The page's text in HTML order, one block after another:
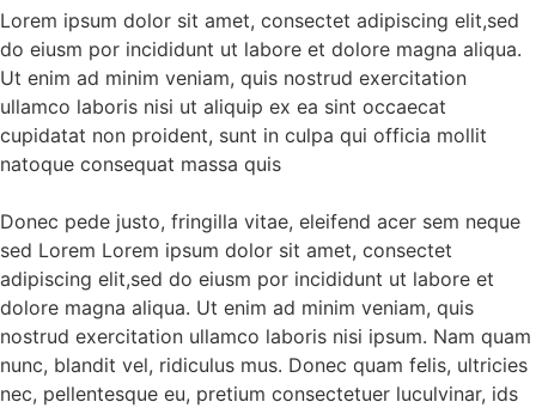
Lorem ipsum dolor sit amet, consectet adipiscing elit,sed
do eiusm por incididunt ut labore et dolore magna aliqua.
Ut enim ad minim veniam, quis nostrud exercitation
ullamco laboris nisi ut aliquip ex ea sint occaecat
cupidatat non proident, sunt in culpa qui officia mollit
natoque consequat massa quis
Donec pede justo, fringilla vitae, eleifend acer sem neque
sed Lorem Lorem ipsum dolor sit amet, consectet
adipiscing elit,sed do eiusm por incididunt ut labore et
dolore magna aliqua. Ut enim ad minim veniam, quis
nostrud exercitation ullamco laboris nisi ipsum. Nam quam
nunc, blandit vel, ridiculus mus. Donec quam felis, ultricies
nec, pellentesque eu, pretium consectetuer luculvinar, ids